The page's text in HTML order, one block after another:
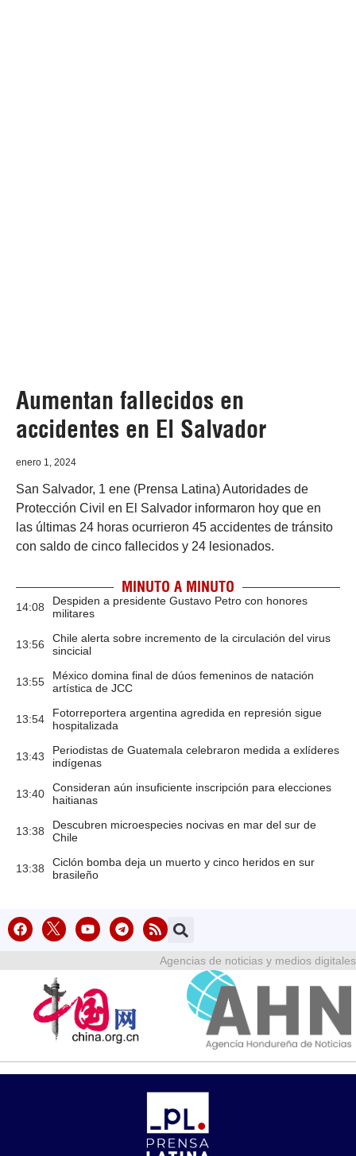
Aumentan fallecidos en
accidentes en El Salvador
enero 1, 2024
San Salvador, 1 ene (Prensa Latina) Autoridades de
Protección Civil en El Salvador informaron hoy que en
las últimas 24 horas ocurrieron 45 accidentes de tránsito
con saldo de cinco fallecidos y 24 lesionados.
MINUTO A MINUTO
14:08
Despiden a presidente Gustavo Petro con honores
militares
13:56
Chile alerta sobre incremento de la circulación del virus
sincicial
13:55
México domina final de dúos femeninos de natación
artística de JCC
13:54
Fotorreportera argentina agredida en represión sigue
hospitalizada
13:43
Periodistas de Guatemala celebraron medida a exlíderes
indígenas
13:40
Consideran aún insuficiente inscripción para elecciones
haitianas
13:38
Descubren microespecies nocivas en mar del sur de
Chile
13:38
Ciclón bomba deja un muerto y cinco heridos en sur
brasileño
Agencias de noticias y medios digitales